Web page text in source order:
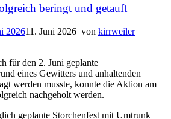
beringt und getauft
202611. Juni 2026 von kirrweiler
für den 2. Juni geplante
eines Gewitters und anhaltenden
werden musste, konnte die Aktion am
nachgeholt werden.
geplante Storchenfest mit Umtrunk